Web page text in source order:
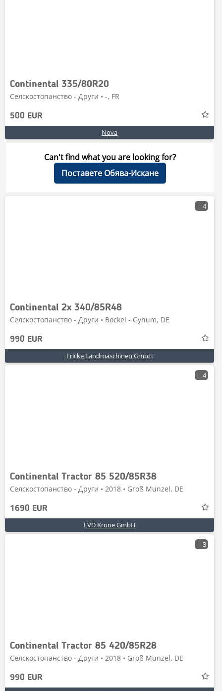
Continental 335/80R20
Селскостопанство - Други • -, FR
500 EUR
Nova
Can't find what you are looking for?
Поставете Обява-Искане
4
Continental 2x 340/85R48
Селскостопанство - Други • Bockel - Gyhum, DE
990 EUR
Fricke Landmaschinen GmbH
4
Continental Tractor 85 520/85R38
Селскостопанство - Други • 2018 • Groß Munzel, DE
1690 EUR
LVD Krone GmbH
3
Continental Tractor 85 420/85R28
Селскостопанство - Други • 2018 • Groß Munzel, DE
990 EUR